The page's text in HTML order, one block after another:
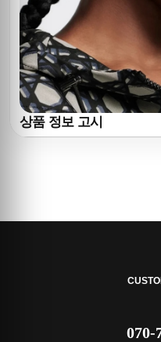
상품 정보 고시
070-